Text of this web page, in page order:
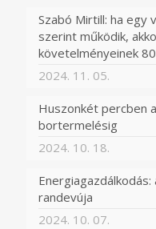
Szabó Mirtill: ha egy
szerint működik,
követelményeinek
2024. 11. 05.
Huszonkét percben
bortermelésig
2024. 10. 18.
randevúja
2024. 10. 07.